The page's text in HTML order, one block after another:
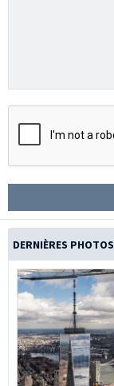
DERNIÈRES PHOTOS